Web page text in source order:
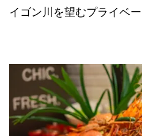
イゴン川を望むプライベ